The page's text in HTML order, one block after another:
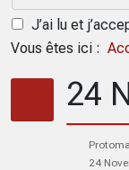
J’ai lu et
Vous êtes ici :
24
24